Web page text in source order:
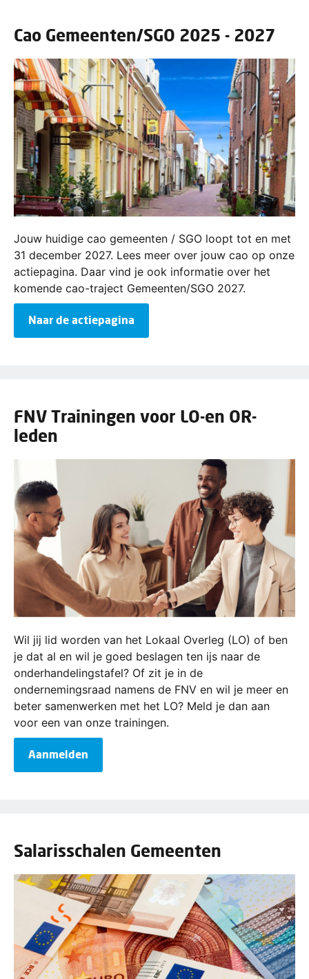
Cao Gemeenten/SGO 2025 - 2027
Jouw huidige cao gemeenten / SGO loopt tot en met
31 december 2027. Lees meer over jouw cao op onze
actiepagina. Daar vind je ook informatie over het
komende cao-traject Gemeenten/SGO 2027.
Naar de actiepagina
FNV Trainingen voor LO-en OR-
leden
Wil jij lid worden van het Lokaal Overleg (LO) of ben
je dat al en wil je goed beslagen ten ijs naar de
onderhandelingstafel? Of zit je in de
ondernemingsraad namens de FNV en wil je meer en
beter samenwerken met het LO? Meld je dan aan
voor een van onze trainingen.
Aanmelden
Salarisschalen Gemeenten